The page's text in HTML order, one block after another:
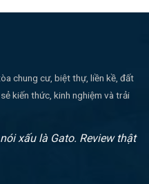
chung cư, biệt thự, liền kề, đất
kiến thức, kinh nghiệm và trải
xấu là Gato. Review thật